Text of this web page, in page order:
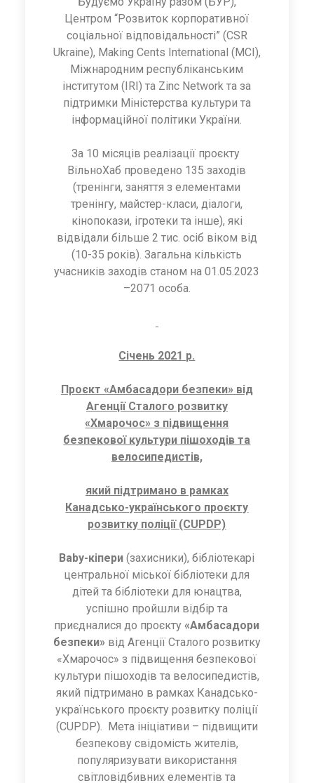
Центром “Розвиток корпоративної
соціальної відповідальності” (CSR
Ukraine), Making Cents International (MCI),
Міжнародним республіканським
інститутом (IRI) та Zinc Network та за
підтримки Міністерства культури та
інформаційної політики України.
За 10 місяців реалізації проєкту
ВільноХаб проведено 135 заходів
(тренінги, заняття з елементами
тренінгу, майстер-класи, діалоги,
кінопокази, ігротеки та інше), які
відвідали більше 2 тис. осіб віком від
(10-35 років). Загальна кількість
учасників заходів станом на 01.05.2023
–2071 особа.
Січень 2021 р.
Проєкт «Амбасадори безпеки» від
Агенції Сталого розвитку
«Хмарочос» з підвищення
безпекової культури пішоходів та
велосипедистів,
який підтримано в рамках
Канадсько-українського проєкту
розвитку поліції (CUPDP)
Baby-кіпери (захисники), бібліотекарі
центральної міської бібліотеки для
дітей та бібліотеки для юнацтва,
успішно пройшли відбір та
приєдналися до проєкту«Амбасадори
безпеки»від Агенції Сталого розвитку
«Хмарочос» з підвищення безпекової
культури пішоходів та велосипедистів,
який підтримано в рамках Канадсько-
українського проєкту розвитку поліції
(CUPDP). Мета ініціативи – підвищити
безпекову свідомість жителів,
популяризувати використання
світловідбивних елементів та